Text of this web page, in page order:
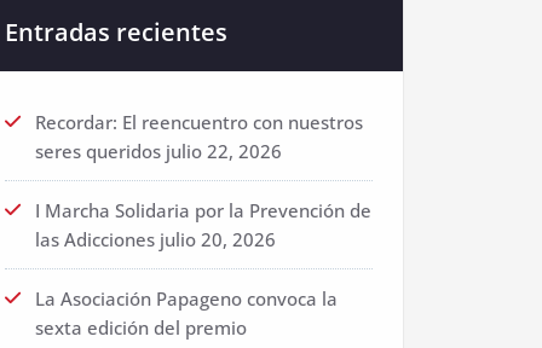
Entradas recientes
Recordar: El reencuentro con nuestros
seres queridos julio 22, 2026
I Marcha Solidaria por la Prevención de
las Adicciones julio 20, 2026
La Asociación Papageno convoca la
sexta edición del premio